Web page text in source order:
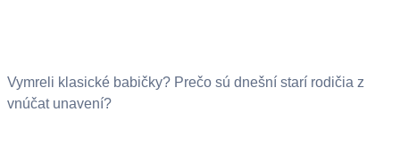
Vymreli klasické babičky? Prečo sú dnešní starí rodičia z
vnúčat unavení?